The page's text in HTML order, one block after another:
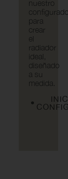
nuestro
para
crear
el
radiador
ideal,
diseñado
a su
medida.